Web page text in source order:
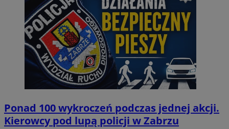
Ponad 100 wykroczeń podczas jednej akcji.
Kierowcy pod lupą policji w Zabrzu